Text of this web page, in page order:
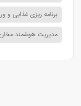
برنامه ریزی غذایی و
مدیریت هوشمند